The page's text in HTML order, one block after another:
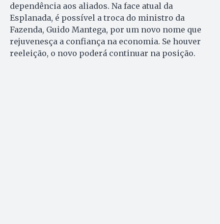
dependência aos aliados. Na face atual da
Esplanada, é possível a troca do ministro da
Fazenda, Guido Mantega, por um novo nome que
rejuvenesça a confiança na economia. Se houver
reeleição, o novo poderá continuar na posição.